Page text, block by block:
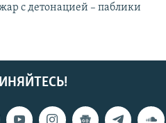
с детонацией – паблики